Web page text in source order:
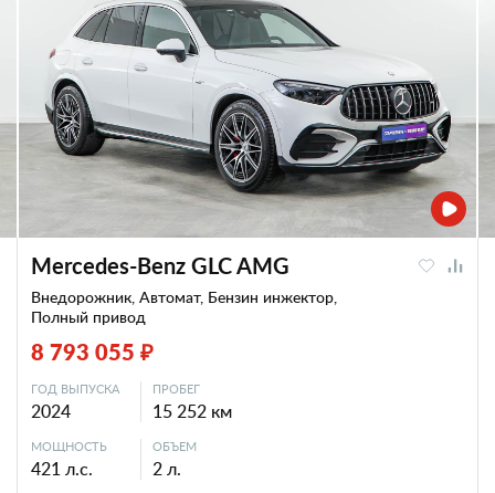
Mercedes-Benz GLC AMG
Внедорожник, Автомат, Бензин инжектор,
Полный привод
8 793 055 ₽
ГОД ВЫПУСКА
2024
ПРОБЕГ
15 252 км
МОЩНОСТЬ
421 л.с.
ОБЪЕМ
2 л.